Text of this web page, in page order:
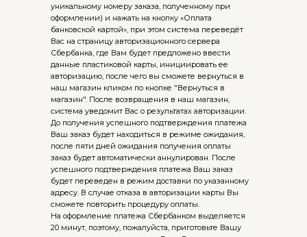
уникальному номеру заказа, полученному при
оформлении) и нажать на кнопку «Оплата
банковской картой», при этом система переведёт
Вас на страницу авторизационного сервера
Сбербанка, где Вам будет предложено ввести
данные пластиковой карты, инициировать ее
авторизацию, после чего вы сможете вернуться в
наш магазин кликом по кнопке "Вернуться в
магазин". После возвращения в наш магазин,
система уведомит Вас о результатах авторизации.
До получения успешного подтверждения платежа
Ваш заказ будет находиться в режиме ожидания,
после пяти дней ожидания получения оплаты
заказ будет автоматически аннулирован. После
успешного подтверждения платежа Ваш заказ
будет переведен в режим доставки по указанному
адресу. В случае отказа в авторизации карты Вы
сможете повторить процедуру оплаты.
На оформление платежа Сбербанком выделяется
20 минут, поэтому, пожалуйста, приготовьте Вашу